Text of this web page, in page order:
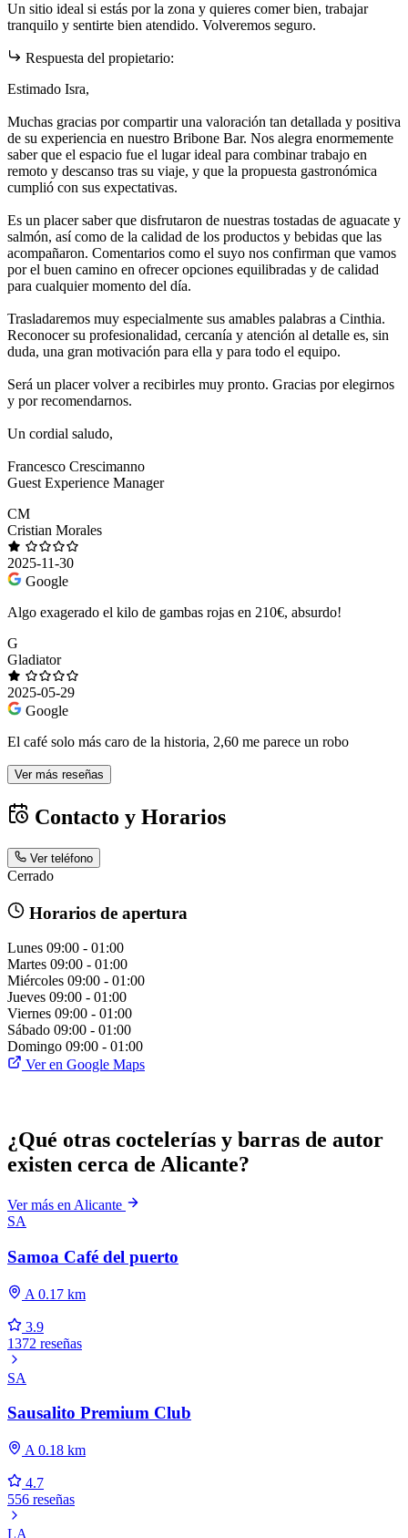
Un sitio ideal si estás por la zona y quieres comer bien, trabajar
tranquilo y sentirte bien atendido. Volveremos seguro.
Respuesta del propietario:
Estimado Isra,
Muchas gracias por compartir una valoración tan detallada y positiva
de su experiencia en nuestro Bribone Bar. Nos alegra enormemente
saber que el espacio fue el lugar ideal para combinar trabajo en
remoto y descanso tras su viaje, y que la propuesta gastronómica
cumplió con sus expectativas.
Es un placer saber que disfrutaron de nuestras tostadas de aguacate y
salmón, así como de la calidad de los productos y bebidas que las
acompañaron. Comentarios como el suyo nos confirman que vamos
por el buen camino en ofrecer opciones equilibradas y de calidad
para cualquier momento del día.
Trasladaremos muy especialmente sus amables palabras a Cinthia.
Reconocer su profesionalidad, cercanía y atención al detalle es, sin
duda, una gran motivación para ella y para todo el equipo.
Será un placer volver a recibirles muy pronto. Gracias por elegirnos
y por recomendarnos.
Un cordial saludo,
Francesco Crescimanno
Guest Experience Manager
CM
Cristian Morales
2025-11-30
Google
Algo exagerado el kilo de gambas rojas en 210€, absurdo!
G
Gladiator
2025-05-29
Google
El café solo más caro de la historia, 2,60 me parece un robo
Ver más reseñas
Contacto y Horarios
Ver teléfono
Cerrado
Horarios de apertura
Lunes 09:00 - 01:00
Martes 09:00 - 01:00
Miércoles 09:00 - 01:00
Jueves 09:00 - 01:00
Viernes 09:00 - 01:00
Sábado 09:00 - 01:00
Domingo 09:00 - 01:00
Ver en Google Maps
¿Qué otras coctelerías y barras de autor
existen cerca de Alicante?
Ver más en Alicante
SA
Samoa Café del puerto
A 0.17 km
3.9
1372 reseñas
SA
Sausalito Premium Club
A 0.18 km
4.7
556 reseñas
LA